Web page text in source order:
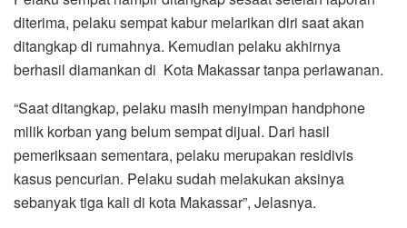
diterima, pelaku sempat kabur melarikan diri saat akan
ditangkap di rumahnya. Kemudian pelaku akhirnya
berhasil diamankan di Kota Makassar tanpa perlawanan.
“Saat ditangkap, pelaku masih menyimpan handphone
milik korban yang belum sempat dijual. Dari hasil
pemeriksaan sementara, pelaku merupakan residivis
kasus pencurian. Pelaku sudah melakukan aksinya
sebanyak tiga kali di kota Makassar”, Jelasnya.